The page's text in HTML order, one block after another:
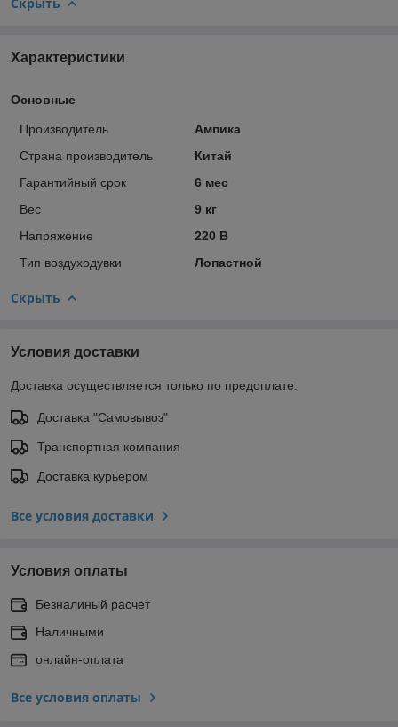
Характеристики
Основные
Производитель
Ампика
Страна производитель
Китай
Гарантийный срок
6 мес
Вес
9 кг
Напряжение
220 В
Тип воздуходувки
Лопастной
Скрыть
Условия доставки
Доставка осуществляется только по предоплате.
Доставка "Самовывоз"
Транспортная компания
Доставка курьером
Все условия доставки
Условия оплаты
Безналиный расчет
Наличными
онлайн-оплата
Все условия оплаты